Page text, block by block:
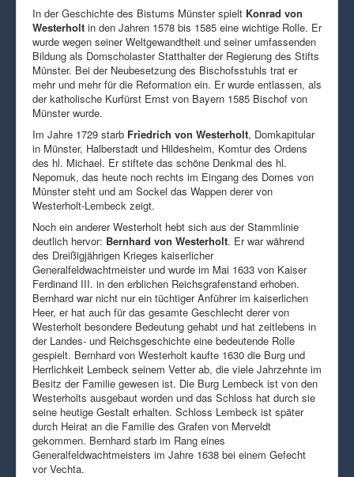
In der Geschichte des Bistums Münster spielt Konrad von
Westerholt in den Jahren 1578 bis 1585 eine wichtige Rolle. Er
wurde wegen seiner Weltgewandtheit und seiner umfassenden
Bildung als Domscholaster Statthalter der Regierung des Stifts
Münster. Bei der Neubesetzung des Bischofsstuhls trat er
mehr und mehr für die Reformation ein. Er wurde entlassen, als
der katholische Kurfürst Ernst von Bayern 1585 Bischof von
Münster wurde.
Im Jahre 1729 starb Friedrich von Westerholt, Domkapitular
in Münster, Halberstadt und Hildesheim, Komtur des Ordens
des hl. Michael. Er stiftete das schöne Denkmal des hl.
Nepomuk, das heute noch rechts im Eingang des Domes von
Münster steht und am Sockel das Wappen derer von
Westerholt-Lembeck zeigt.
Noch ein anderer Westerholt hebt sich aus der Stammlinie
deutlich hervor: Bernhard von Westerholt. Er war während
des Dreißigjährigen Krieges kaiserlicher
Generalfeldwachtmeister und wurde im Mai 1633 von Kaiser
Ferdinand III. in den erblichen Reichsgrafenstand erhoben.
Bernhard war nicht nur ein tüchtiger Anführer im kaiserlichen
Heer, er hat auch für das gesamte Geschlecht derer von
Westerholt besondere Bedeutung gehabt und hat zeitlebens in
der Landes- und Reichsgeschichte eine bedeutende Rolle
gespielt. Bernhard von Westerholt kaufte 1630 die Burg und
Herrlichkeit Lembeck seinem Vetter ab, die viele Jahrzehnte im
Besitz der Familie gewesen ist. Die Burg Lembeck ist von den
Westerholts ausgebaut worden und das Schloss hat durch sie
seine heutige Gestalt erhalten. Schloss Lembeck ist später
durch Heirat an die Familie des Grafen von Merveldt
gekommen. Bernhard starb im Rang eines
Generalfeldwachtmeisters im Jahre 1638 bei einem Gefecht
vor Vechta.